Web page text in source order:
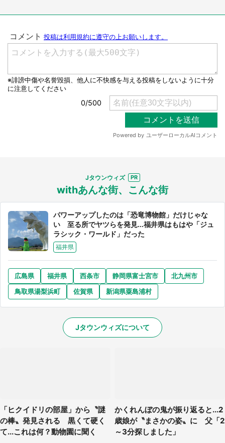
Jタウンウィズ
withあんな街、こんな街
パワーアップしたのは「恐竜博物館」だけじゃな
い 至る所でヤツらを発見...福井県はもはや「ジュ
ラシック・ワールド」だった
福井県
広島県 福井県 西条市 静岡県富士宮市
北九州市
鳥取県湯梨浜町
佐賀県 新潟県粟島浦村
Jタウンウィズについて
「ヒクイドリの部屋」から〝謎
の棒〟発見される 黒くて硬く
て...これは何？動物園に聞く
かくれんぼの鬼が振り返ると...2
歳娘が〝まさかの姿〟に 父「2
～3分探しました」